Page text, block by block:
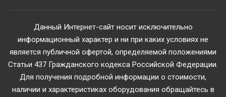
Данный Интернет-сайт носит исключительно
информационный характер и ни при каких условиях не
является публичной офертой, определяемой положениями
Статьи 437 Гражданского кодекса Российской Федерации.
Для получения подробной информации о стоимости,
наличии и характеристиках оборудования обращайтесь в